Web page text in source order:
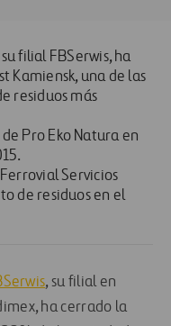
filial FBSerwis, ha
Kamiensk, una de las
residuos más
Pro Eko Natura en
Servicios
de residuos en el
, su filial en
ha cerrado la